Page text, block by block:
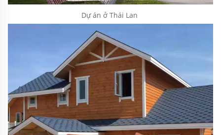
Dự án ở Thái Lan